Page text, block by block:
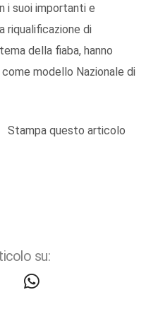
i suoi importanti e
riqualificazione di
della fiaba, hanno
modello Nazionale di
Stampa questo articolo
su: